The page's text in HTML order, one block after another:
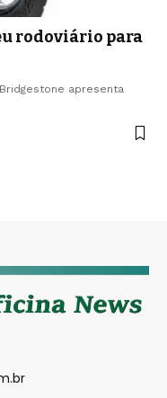
rodoviário para
apresenta